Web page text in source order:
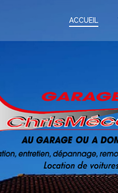
ACCUEIL